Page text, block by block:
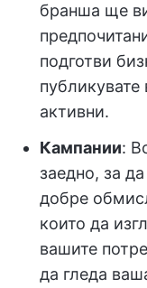
бранша ще
подготви
публикувате
активни.
Кампании:
заедно, за
добре
които да
вашите
да гледа